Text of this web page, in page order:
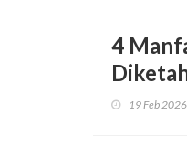
4
19 Feb 2026